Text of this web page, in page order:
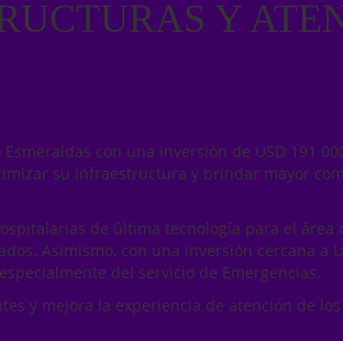
Y
con una inversión de USD 191
su infraestructura y brindar mayor
de última tecnología para el
Asimismo, con una inversión cercana a
del servicio de Emergencias.
y mejora la experiencia de atención de